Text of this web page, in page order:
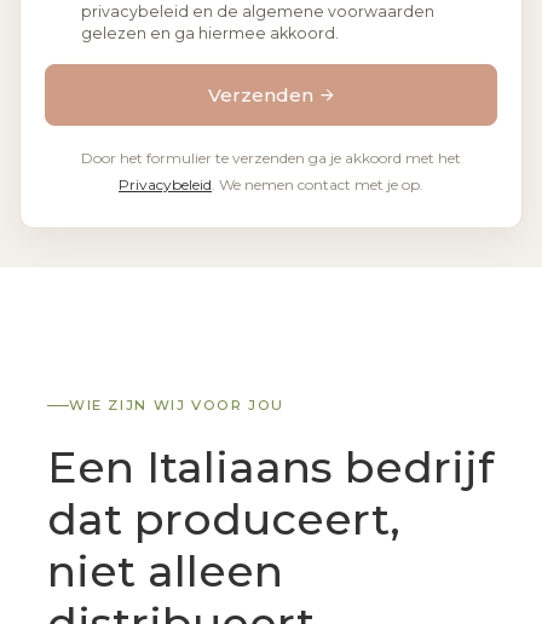
privacybeleid en de algemene voorwaarden
gelezen en ga hiermee akkoord.
Verzenden
Door het formulier te verzenden ga je akkoord met het
Privacybeleid. We nemen contact met je op.
WIE ZIJN WIJ VOOR JOU
Een Italiaans bedrijf
dat produceert,
niet alleen